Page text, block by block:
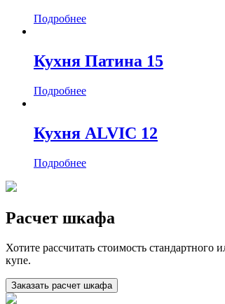
Подробнее
Кухня Патина 15
Подробнее
Кухня ALVIC 12
Подробнее
Расчет шкафа
Хотите рассчитать стоимость
купе.
Заказать расчет шкафа